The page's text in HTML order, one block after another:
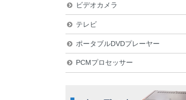
ビデオカメラ
テレビ
ポータブルDVDプレーヤー
PCMプロセッサー